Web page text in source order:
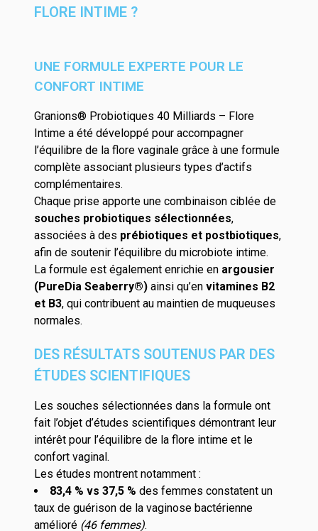
FLORE INTIME ?
UNE FORMULE EXPERTE POUR LE
CONFORT INTIME
Granions® Probiotiques 40 Milliards – Flore
Intime a été développé pour accompagner
l’équilibre de la flore vaginale grâce à une formule
complète associant plusieurs types d’actifs
complémentaires.
Chaque prise apporte une combinaison ciblée de
souches probiotiques sélectionnées,
associées à des prébiotiques et postbiotiques,
afin de soutenir l’équilibre du microbiote intime.
La formule est également enrichie en argousier
(PureDia Seaberry®) ainsi qu’en vitamines B2
et B3, qui contribuent au maintien de muqueuses
normales.
DES RÉSULTATS SOUTENUS PAR DES
ÉTUDES SCIENTIFIQUES
Les souches sélectionnées dans la formule ont
fait l’objet d’études scientifiques démontrant leur
intérêt pour l’équilibre de la flore intime et le
confort vaginal.
Les études montrent notamment :
83,4 % vs 37,5 % des femmes constatent un
taux de guérison de la vaginose bactérienne
amélioré (46 femmes).